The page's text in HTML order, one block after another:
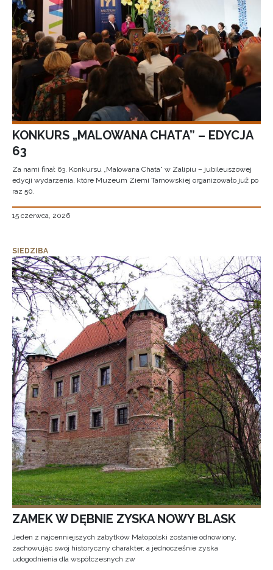
KONKURS „MALOWANA CHATA” – EDYCJA
63
Za nami finał 63. Konkursu „Malowana Chata” w Zalipiu – jubileuszowej
edycji wydarzenia, które Muzeum Ziemi Tarnowskiej organizowało już po
raz 50.
15 czerwca, 2026
SIEDZIBA
ZAMEK W DĘBNIE ZYSKA NOWY BLASK
Jeden z najcenniejszych zabytków Małopolski zostanie odnowiony,
zachowując swój historyczny charakter, a jednocześnie zyska
udogodnienia dla współczesnych zw